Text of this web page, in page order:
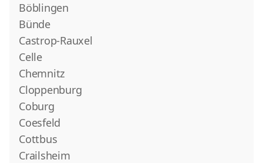
Böblingen
Bünde
Castrop-Rauxel
Celle
Chemnitz
Cloppenburg
Coburg
Coesfeld
Cottbus
Crailsheim